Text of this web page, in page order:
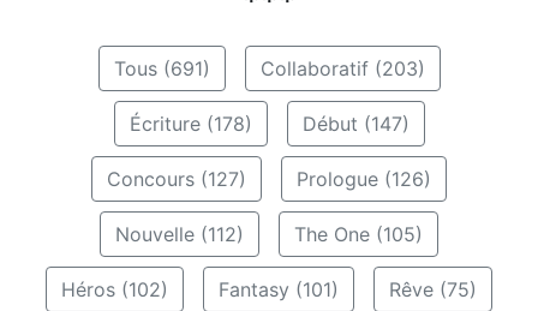
Tous (691) Collaboratif (203)
Écriture (178) Début (147)
Concours (127) Prologue (126)
Nouvelle (112) The One (105)
Héros (102) Fantasy (101) Rêve (75)